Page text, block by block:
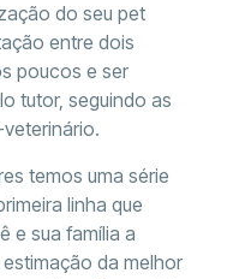
do seu pet
entre dois
poucos e ser
tutor, seguindo as
temos uma série
linha que
e sua família a
da melhor